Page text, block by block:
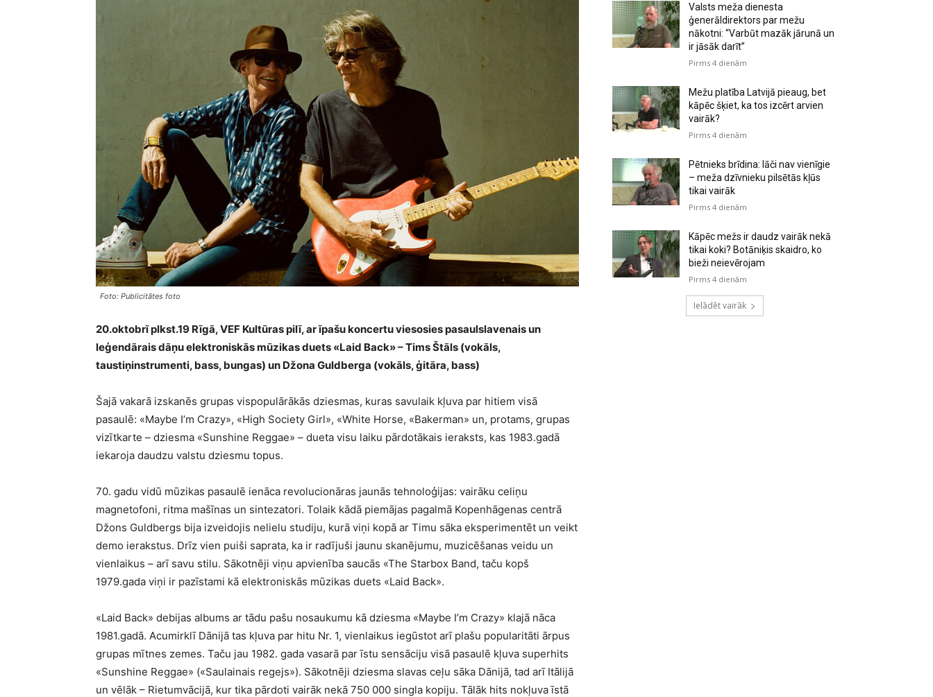
Foto: Publicitātes foto
20.oktobrī plkst.19 Rīgā, VEF Kultūras pilī, ar īpašu koncertu viesosies pasaulslavenais un
leģendārais dāņu elektroniskās mūzikas duets «Laid Back» – Tims Štāls (vokāls,
taustiņinstrumenti, bass, bungas) un Džona Guldberga (vokāls, ģitāra, bass)
Šajā vakarā izskanēs grupas vispopulārākās dziesmas, kuras savulaik kļuva par hitiem visā
pasaulē: «Maybe I’m Crazy», «High Society Girl», «White Horse, «Bakerman» un, protams, grupas
vizītkarte – dziesma «Sunshine Reggae» – dueta visu laiku pārdotākais ieraksts, kas 1983.gadā
iekaroja daudzu valstu dziesmu topus.
70. gadu vidū mūzikas pasaulē ienāca revolucionāras jaunās tehnoloģijas: vairāku celiņu
magnetofoni, ritma mašīnas un sintezatori. Tolaik kādā piemājas pagalmā Kopenhāgenas centrā
Džons Guldbergs bija izveidojis nelielu studiju, kurā viņi kopā ar Timu sāka eksperimentēt un veikt
demo ierakstus. Drīz vien puiši saprata, ka ir radījuši jaunu skanējumu, muzicēšanas veidu un
vienlaikus – arī savu stilu. Sākotnēji viņu apvienība saucās «The Starbox Band, taču kopš
1979.gada viņi ir pazīstami kā elektroniskās mūzikas duets «Laid Back».
«Laid Back» debijas albums ar tādu pašu nosaukumu kā dziesma «Maybe I’m Crazy» klajā nāca
1981.gadā. Acumirklī Dānijā tas kļuva par hitu Nr. 1, vienlaikus iegūstot arī plašu popularitāti ārpus
grupas mītnes zemes. Taču jau 1982. gada vasarā par īstu sensāciju visā pasaulē kļuva superhits
«Sunshine Reggae» («Saulainais regejs»). Sākotnēji dziesma slavas ceļu sāka Dānijā, tad arī Itālijā
un vēlāk – Rietumvācijā, kur tika pārdoti vairāk nekā 750 000 singla kopiju. Tālāk hits nokļuva īstā
Valsts meža dienesta
ģenerāldirektors par mežu
nākotni: “Varbūt mazāk jārunā un
ir jāsāk darīt”
Pirms 4 dienām
Mežu platība Latvijā pieaug, bet
kāpēc šķiet, ka tos izcērt arvien
vairāk?
Pirms 4 dienām
Pētnieks brīdina: lāči nav vienīgie
– meža dzīvnieku pilsētās kļūs
tikai vairāk
Pirms 4 dienām
Kāpēc mežs ir daudz vairāk nekā
tikai koki? Botāniķis skaidro, ko
bieži neievērojam
Pirms 4 dienām
Ielādēt vairāk